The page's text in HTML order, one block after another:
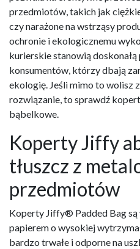
przedmiotów, takich jak
czy narażone na wstrząsy
ochronie i ekologicznemu
kurierskie stanowią
konsumentów, którzy dbają
ekologię. Jeśli mimo to wolisz
rozwiązanie, to sprawdź
bąbelkowe.
Koperty Jiffy
tłuszcz z
przedmiotów
Koperty Jiffy® Padded Bag są
papierem o wysokiej
bardzo trwałe i odporne na